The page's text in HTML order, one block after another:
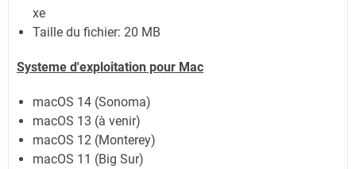
xe
Taille du fichier: 20 MB
Systeme d'exploitation pour Mac
macOS 14 (Sonoma)
macOS 13 (à venir)
macOS 12 (Monterey)
macOS 11 (Big Sur)